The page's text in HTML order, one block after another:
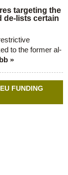
targeting the
de-lists certain
to the former al-
»
FUNDING